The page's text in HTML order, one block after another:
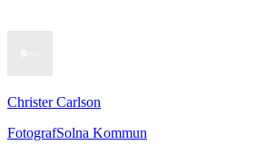
Christer Carlson
FotografSolna Kommun